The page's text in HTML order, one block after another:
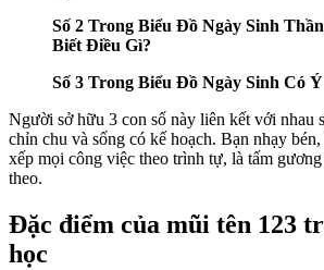
Số 2 Trong Biểu Đồ Ngày Sinh
Biết Điều Gì?
Số 3 Trong Biểu Đồ Ngày Sinh Có
Người sở hữu 3 con số này liên kết với nhau
chỉn chu và sống có kế hoạch. Bạn nhạy
xếp mọi công việc theo trình tự, là tấm
theo.
Đặc điểm của mũi tên 123
học